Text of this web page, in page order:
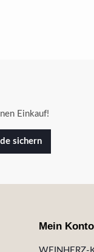
Einkauf!
sichern
Mein Konto